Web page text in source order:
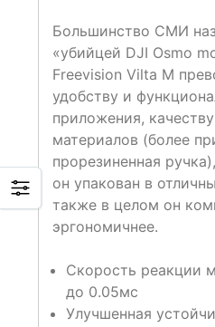
Большинство СМИ
«убийцей DJI Osmo
Freevision Vilta M
удобству и
приложения,
материалов (более
прорезиненная
он упакован в
также в целом он
эргономичнее.
Скорость реакции
до 0.05мс
Улучшенная